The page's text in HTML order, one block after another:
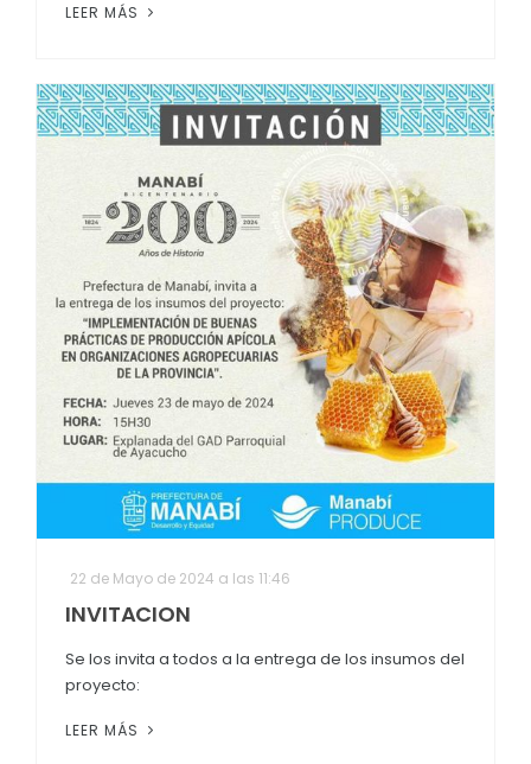
LEER MÁS
22 de Mayo de 2024 a las 11:46
INVITACION
Se los invita a todos a la entrega de los insumos del
proyecto:
LEER MÁS